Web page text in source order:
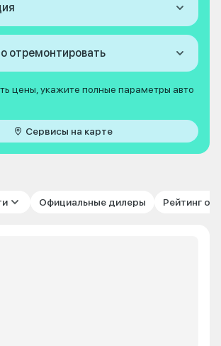
отремонтировать
цены, укажите полные параметры авто
Сервисы на карте
Официальные дилеры Рейтинг